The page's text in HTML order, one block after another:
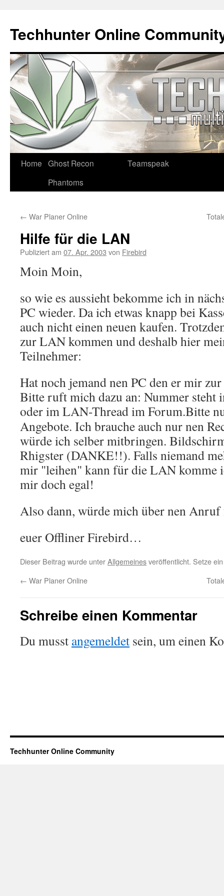
Techhunter Online
Zum
Home Ghost Recon
Phantoms
Teamspeak
← War Planer Online
Hilfe für die LAN
Publiziert am 07. Apr. 2003 von Firebird
Moin Moin,
so wie es aussieht bekomme ich in
PC wieder. Da ich etwas knapp bei
auch nicht einen neuen kaufen.
zur LAN kommen und deshalb hier
Teilnehmer:
Hat noch jemand nen PC den er mir
Bitte ruft mich dazu an: Nummer steht
oder im LAN-Thread im Forum.Bitte
Angebote. Ich brauche auch nur nen
würde ich selber mitbringen.
Rhigster (DANKE!!). Falls niemand
mir "leihen" kann für die LAN komme
mir doch egal!
Also dann, würde mich über nen
euer Offliner Firebird…
Dieser Beitrag wurde unterAllgemeinesveröffentlicht. Setze
← War Planer Online
Schreibe einen Kommentar
Du musst angemeldet sein, um einen
Techhunter Online Community